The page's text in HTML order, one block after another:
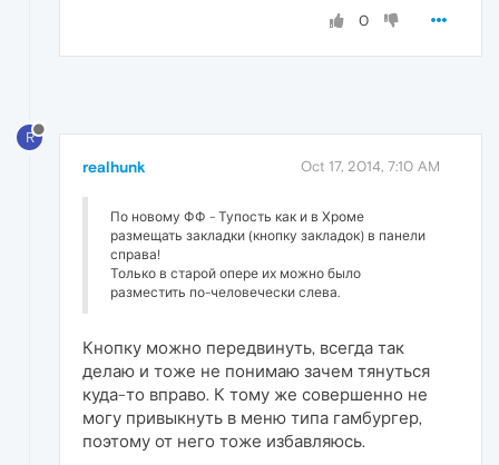
0
R
realhunk Oct 17, 2014, 7:10 AM
По новому ФФ - Тупость как и в Хроме
размещать закладки (кнопку закладок) в панели
справа!
Только в старой опере их можно было
разместить по-человечески слева.
Кнопку можно передвинуть, всегда так
делаю и тоже не понимаю зачем тянуться
куда-то вправо. К тому же совершенно не
могу привыкнуть в меню типа гамбургер,
поэтому от него тоже избавляюсь.